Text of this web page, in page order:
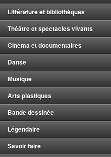
Littérature et bibliothèques
Théâtre et spectacles vivants
Cinéma et documentaires
Danse
Musique
Arts plastiques
Bande dessinée
Légendaire
Savoir faire